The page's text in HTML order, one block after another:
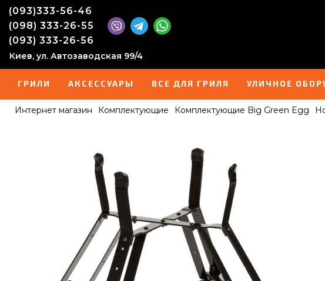
(093)333-56-46
(098) 333-26-55
(093) 333-26-56
Киев, ул. Автозаводская 99/4
ГРИЛИ АКСЕССУАРЫ ВСЕ ДЛЯ ГРИЛЯ УЛИЧНОЕ
Интернет магазин Комплектующие Комплектующие Big Green Egg